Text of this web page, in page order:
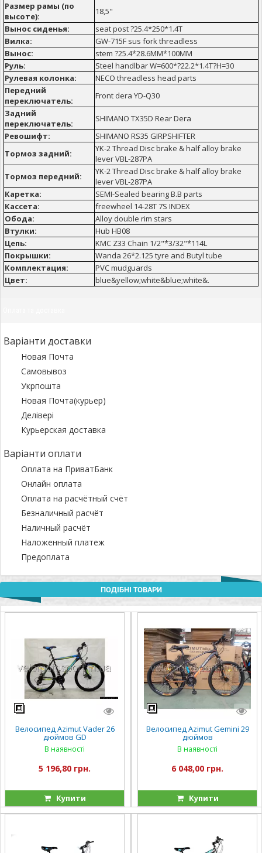
Размер рамы (по
высоте):
18,5"
Вынос сиденья:
seat post ?25.4*250*1.4T
Вилка:
GW-715F sus fork threadless
Вынос:
stem ?25.4*28.6MM*100MM
Руль:
Steel handlbar W=600*?22.2*1.4T?H=30
Рулевая колонка:
NECO threadless head parts
Передний
переключатель:
Front dera YD-Q30
Задний
переключатель:
SHIMANO TX35D Rear Dera
Ревошифт:
SHIMANO RS35 GIRPSHIFTER
Тормоз задний:
YK-2 Thread Disc brake & half alloy brake
lever VBL-287PA
Тормоз передний:
YK-2 Thread Disc brake & half alloy brake
lever VBL-287PA
Каретка:
SEMI-Sealed bearing B.B parts
Кассета:
freewheel 14-28T 7S INDEX
Обода:
Alloy double rim stars
Втулки:
Hub HB08
Цепь:
KMC Z33 Chain 1/2"*3/32"*114L
Покрышки:
Wanda 26*2.125 tyre and Butyl tube
Комплектация:
PVC mudguards
Цвет:
blue&yellow;white&blue;white&.
Варіанти доставки
Новая Почта
Самовывоз
Укрпошта
Новая Почта(курьер)
Делівері
Курьерская доставка
Варіанти оплати
Оплата на ПриватБанк
Онлайн оплата
Оплата на расчётный счёт
Безналичный расчёт
Наличный расчёт
Наложенный платеж
Предоплата
ПОДІБНІ ТОВАРИ
Велосипед Azimut Vader 26
дюймов GD
В наявності
5 196,80 грн.
Купити
Велосипед Azimut Gemini 29
дюймов
В наявності
6 048,00 грн.
Купити